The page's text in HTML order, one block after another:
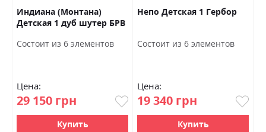
Индиана (Монтана)
Детская 1 дуб шутер БРВ
Состоит из 6 элементов
Цена:
29 150 грн
Купить
Непо Детская 1 Гербор
Состоит из 6 элементов
Цена:
19 340 грн
Купить